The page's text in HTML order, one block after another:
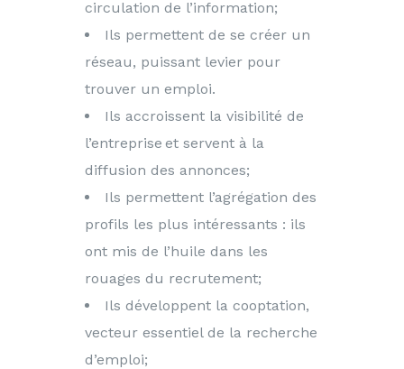
circulation de l’information;
Ils permettent de se créer un
réseau, puissant levier pour
trouver un emploi.
Ils accroissent la visibilité de
l’entreprise et servent à la
diffusion des annonces;
Ils permettent l’agrégation des
profils les plus intéressants : ils
ont mis de l’huile dans les
rouages du recrutement;
Ils développent la cooptation,
vecteur essentiel de la recherche
d’emploi;